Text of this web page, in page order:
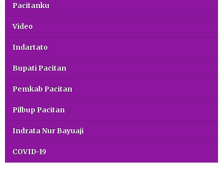
Pacitanku
Video
Indartato
Bupati Pacitan
Pemkab Pacitan
Pilbup Pacitan
Indrata Nur Bayuaji
COVID-19